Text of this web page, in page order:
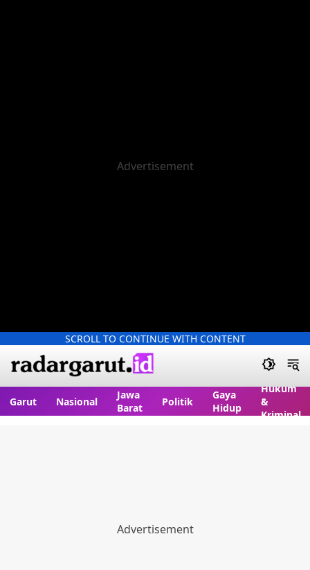
SCROLL TO CONTINUE WITH CONTENT
Garut Nasional
Jawa
Barat
Politik
Gaya
Hidup
Hukum
&
Kriminal